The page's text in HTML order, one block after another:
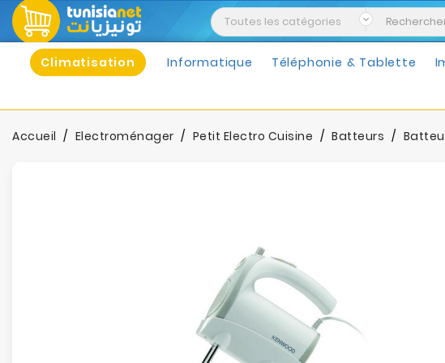
Climatisation Informatique Téléphonie & Tablette
Accueil Electroménager Petit Electro Cuisine Batteurs